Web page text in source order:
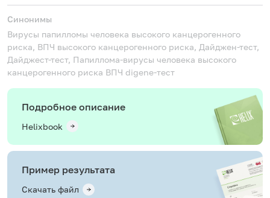
Синонимы
Вирусы папилломы человека высокого канцерогенного
риска, ВПЧ высокого канцерогенного риска, Дайджен-тест,
Дайджест-тест, Папиллома-вирусы человека высокого
канцерогенного риска ВПЧ digene-тест
Подробное описание
Helixbook
Пример результата
Скачать файл